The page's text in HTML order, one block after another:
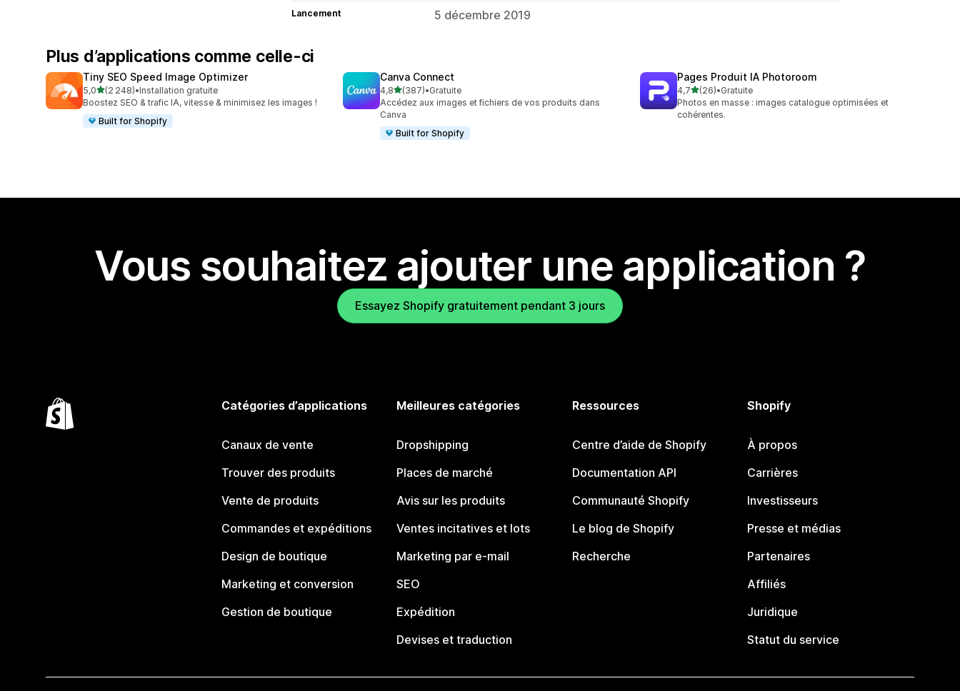
Lancement 5 décembre 2019
Plus d’applications comme celle-ci
Tiny SEO Speed Image Optimizer
5,0étoile(s) sur 5
(2 248)
2248 avis au total
•Installation gratuite
Boostez SEO & trafic IA, vitesse & minimisez les images !
Built for Shopify
Canva Connect
4,8étoile(s) sur 5
(387)
387 avis au total
•Gratuite
Accédez aux images et fichiers de vos produits dans
Canva
Built for Shopify
Pages Produit IA Photoroom
4,7étoile(s) sur 5
(26)
26 avis au total
•Gratuite
Photos en masse : images catalogue optimisées et
cohérentes.
Vous souhaitez ajouter une application ?
Essayez Shopify gratuitement pendant 3 jours
Catégories d’applications
Canaux de vente
Trouver des produits
Vente de produits
Commandes et expéditions
Design de boutique
Marketing et conversion
Gestion de boutique
Meilleures catégories
Dropshipping
Places de marché
Avis sur les produits
Ventes incitatives et lots
Marketing par e-mail
SEO
Expédition
Devises et traduction
Ressources
Centre d’aide de Shopify
Documentation API
Communauté Shopify
Le blog de Shopify
Recherche
Shopify
À propos
Carrières
Investisseurs
Presse et médias
Partenaires
Affiliés
Juridique
Statut du service